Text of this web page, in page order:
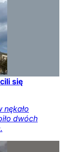
się
dwóch